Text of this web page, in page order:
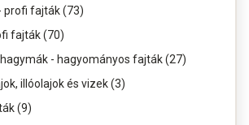
profi fajták (73)
fajták (70)
- hagyományos fajták (27)
illóolajok és vizek (3)
(9)